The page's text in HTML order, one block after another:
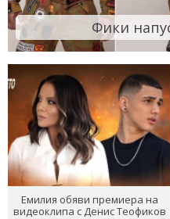
Фики
Емилия обяви премиера на
видеоклипа с Денис Теофиков